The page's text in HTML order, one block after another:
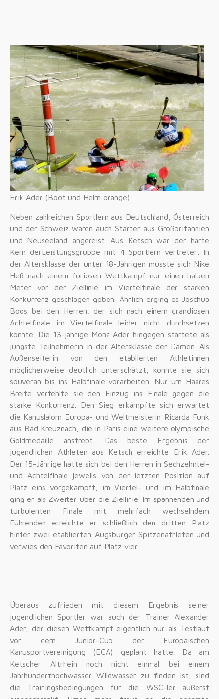
Erik Ader (Boot und Helm orange)
Neben zahlreichen Sportlern aus Deutschland, Österreich
und der Schweiz waren auch Starter aus Großbritannien
und Neuseeland angereist. Aus Ketsch war der harte
Kern derLeistungsgruppe mit 4 Sportlern vertreten. In
der Altersklasse der unter 18-Jährigen musste sich Nike
Heß nach einem furiosen Wettkampf nur einen halben
Meter vor der Ziellinie im Viertelfinale der starken
Konkurrenz geschlagen geben. Ähnlich erging es Joschua
Boos bei den Herren, der sich nach einem grandiosen
Achtelfinale im Viertelfinale leider nicht durchsetzen
konnte. Die 13-jährige Mona Ader hingegen startete als
jüngste Teilnehmerin in der Altersklasse der Damen. Als
Außenseiterin von den etablierten Athletinnen
möglicherweise deutlich unterschätzt, konnte sie sich
souverän bis ins Halbfinale vorarbeiten. Nur um Haares
Breite verfehlte sie den Einzug ins Finale gegen die
starke Konkurrenz. Den Sieg erkämpfte sich erwartet
die Kanuslalom Europa- und Weltmeisterin Ricarda Funk
aus Bad Kreuznach, die in Paris eine weitere olympische
Goldmedaille anstrebt. Das beste Ergebnis der
jugendlichen Athleten aus Ketsch erreichte Erik Ader.
Der 15-Jährige hatte sich bei den Herren in Sechzehntel-
und Achtelfinale jeweils von der letzten Position auf
Platz eins vorgekämpft, im Viertel- und im Halbfinale
ging er als Zweiter über die Ziellinie. Im spannenden und
turbulenten Finale mit mehrfach wechselndem
Führenden erreichte er schließlich den dritten Platz
hinter zwei etablierten Augsburger Spitzenathleten und
verwies den Favoriten auf Platz vier.
Überaus zufrieden mit diesem Ergebnis seiner
jugendlichen Sportler war auch der Trainer Alexander
Ader, der diesen Wettkampf eigentlich nur als Testlauf
vor dem Junior-Cup der Europäischen
Kanusportvereinigung (ECA) geplant hatte. Da am
Ketscher Altrhein noch nicht einmal bei einem
Jahrhunderthochwasser Wildwasser zu finden ist, sind
die Trainingsbedingungen für die WSC-ler äußerst